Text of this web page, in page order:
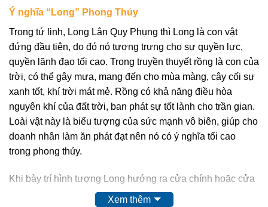
Ý nghĩa “Long” Phong Thủy
Trong tứ linh, Long Lân Quy Phụng thì Long là con vật
đứng đầu tiên, do đó nó tượng trưng cho sự quyền lực,
quyền lãnh đạo tối cao. Trong truyền thuyết rồng là con của
trời, có thể gây mưa, mang đến cho mùa màng, cây cối sự
xanh tốt, khí trời mát mẻ. Rồng có khả năng điều hòa
nguyên khí của đất trời, ban phát sự tốt lành cho trần gian.
Loài vật này là biểu tượng của sức mạnh vô biên, giúp cho
doanh nhân làm ăn phát đạt nên nó có ý nghĩa tối cao
trong phong thủy.
Khi bày trí hình tượng Long hướng ra cửa chính hoặc cửa
sổ sẽ thu hút vượng khí cho gia đình, công việc thuận
Xem thêm